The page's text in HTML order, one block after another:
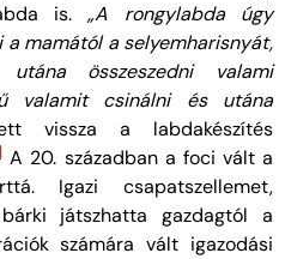
is.„A rongylabda úgy
mamától a selyemharisnyát,
összeszedni valami
valamit csinálni és utána
vissza a labdakészítés
A 20. században a foci vált a
Igazi csapatszellemet,
játszhatta gazdagtól a
számára vált igazodási